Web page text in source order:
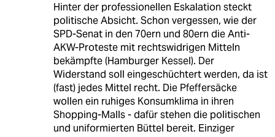
Hinter der professionellen Eskalation steckt
politische Absicht. Schon vergessen, wie der
SPD-Senat in den 70ern und 80ern die Anti-
AKW-Proteste mit rechtswidrigen Mitteln
bekämpfte (Hamburger Kessel). Der
Widerstand soll eingeschüchtert werden, da ist
(fast) jedes Mittel recht. Die Pfeffersäcke
wollen ein ruhiges Konsumklima in ihren
Shopping-Malls - dafür stehen die politischen
und uniformierten Büttel bereit. Einziger